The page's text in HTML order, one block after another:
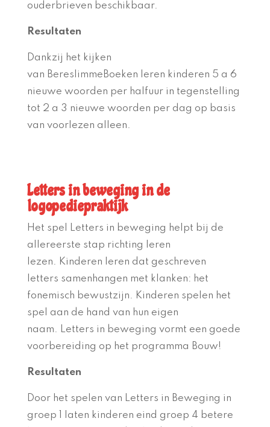
ouderbrieven beschikbaar.
Resultaten
Dankzij het kijken
van BereslimmeBoeken leren kinderen 5 a 6
nieuwe woorden per halfuur in tegenstelling
tot 2 a 3 nieuwe woorden per dag op basis
van voorlezen alleen.
Letters in beweging in de
logopediepraktijk
Het spel Letters in beweging helpt bij de
allereerste stap richting
leren
lezen. Kinderen leren dat geschreven
letters samenhangen met klanken: het
fonemisch bewustzijn. Kinderen spelen het
spel
aan de hand van hun eigen
naam. Letters in beweging vormt een goede
voorbereiding op het programma Bouw!
Resultaten
Door het spelen van Letters in Beweging in
groep 1 laten kinderen eind groep 4 betere